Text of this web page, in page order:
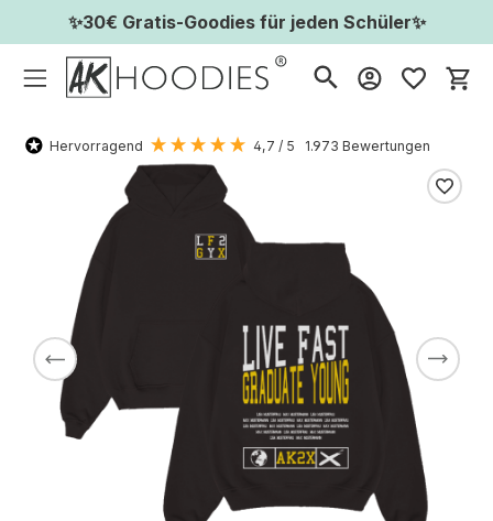
✨30€ Gratis-Goodies für jeden Schüler✨
Hervorragend 4,7 / 5 1.973 Bewertungen